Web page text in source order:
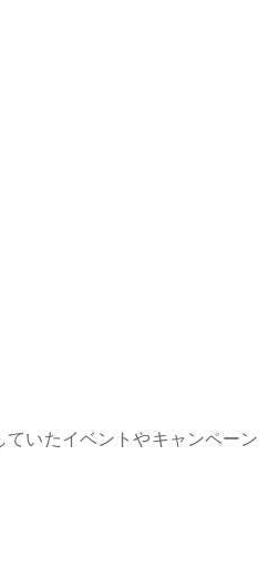
いたイベントやキャンペーン